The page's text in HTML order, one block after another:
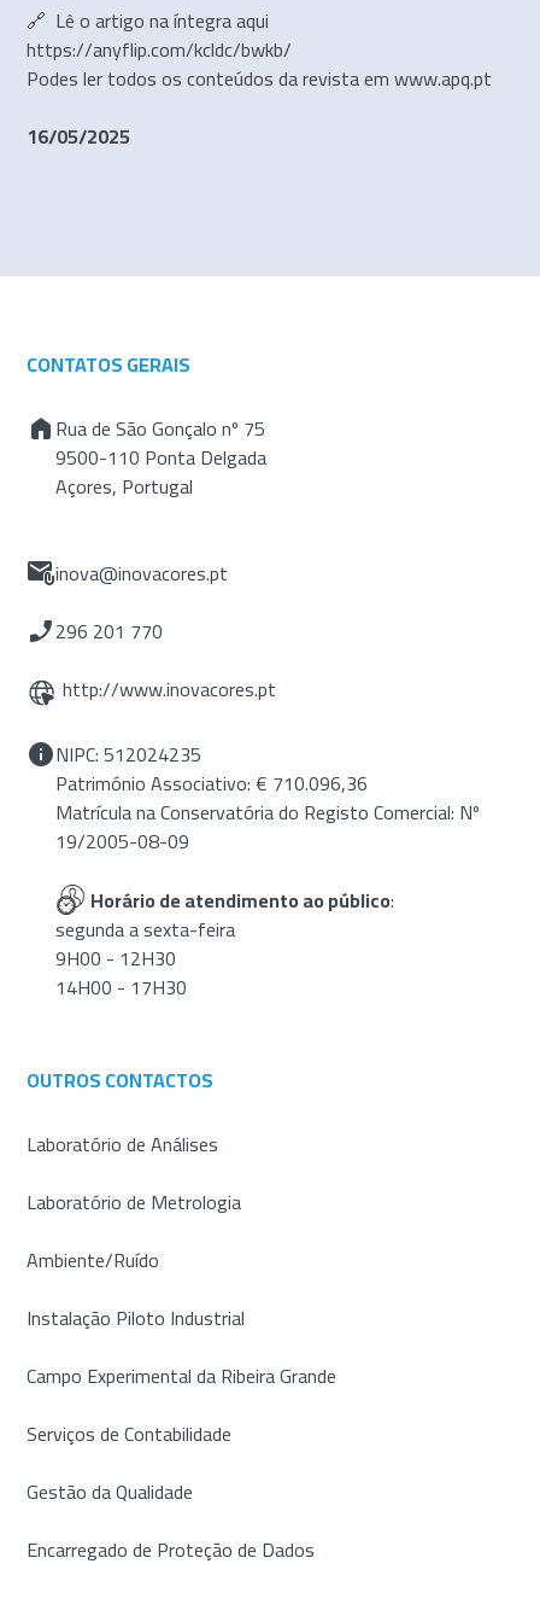
🔗 Lê o artigo na íntegra aqui
https://anyflip.com/kcldc/bwkb/
Podes ler todos os conteúdos da revista em www.apq.pt
16/05/2025
CONTATOS GERAIS
Rua de São Gonçalo nº 75
9500-110 Ponta Delgada
Açores, Portugal
inova@inovacores.pt
296 201 770
http://www.inovacores.pt
NIPC: 512024235
Património Associativo: € 710.096,36
Matrícula na Conservatória do Registo Comercial: Nº
19/2005-08-09
Horário de atendimento ao público:
segunda a sexta-feira
9H00 - 12H30
14H00 - 17H30
OUTROS CONTACTOS
Laboratório de Análises
Laboratório de Metrologia
Ambiente/Ruído
Instalação Piloto Industrial
Campo Experimental da Ribeira Grande
Serviços de Contabilidade
Gestão da Qualidade
Encarregado de Proteção de Dados